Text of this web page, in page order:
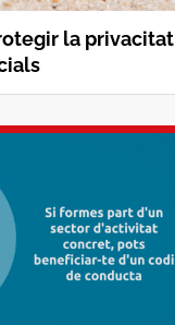
la privacitat